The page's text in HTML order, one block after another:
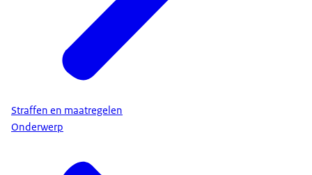
Straffen en maatregelen
Onderwerp